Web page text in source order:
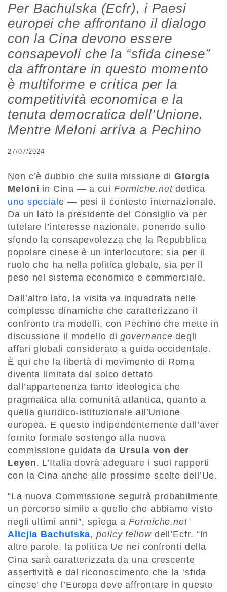
Per Bachulska (Ecfr), i Paesi
europei che affrontano il dialogo
con la Cina devono essere
consapevoli che la “sfida cinese”
da affrontare in questo momento
è multiforme e critica per la
competitività economica e la
tenuta democratica dell’Unione.
Mentre Meloni arriva a Pechino
27/07/2024
Non c’è dubbio che sulla missione diGiorgia
Meloni in Cina — a cui Formiche.netdedica
uno special e — pesi il contesto internazionale.
Da un lato la presidente del Consiglio va per
tutelare l’interesse nazionale, ponendo sullo
sfondo la consapevolezza che la Repubblica
popolare cinese è un interlocutore; sia per il
ruolo che ha nella politica globale, sia per il
peso nel sistema economico e commerciale.
Dall’altro lato, la visita va inquadrata nelle
complesse dinamiche che caratterizzano il
confronto tra modelli, con Pechino che mette in
discussione il modello digovernance degli
affari globali considerato a guida occidentale.
È qui che la libertà di movimento di Roma
diventa limitata dal solco dettato
dall’appartenenza tanto ideologica che
pragmatica alla comunità atlantica, quanto a
quella giuridico-istituzionale all’Unione
europea. E questo indipendentemente dall’aver
fornito formale sostengo alla nuova
commissione guidata da Ursula von der
Leyen. L’Italia dovrà adeguare i suoi rapporti
con la Cina anche alle prossime scelte dell’Ue.
“La nuova Commissione seguirà probabilmente
un percorso simile a quello che abbiamo visto
negli ultimi anni”, spiega aFormiche.net
Alicjia Bachulska,policy fellowdell’Ecfr. “In
altre parole, la politica Ue nei confronti della
Cina sarà caratterizzata da una crescente
assertività e dal riconoscimento che la ‘sfida
cinese’ che l’Europa deve affrontare in questo